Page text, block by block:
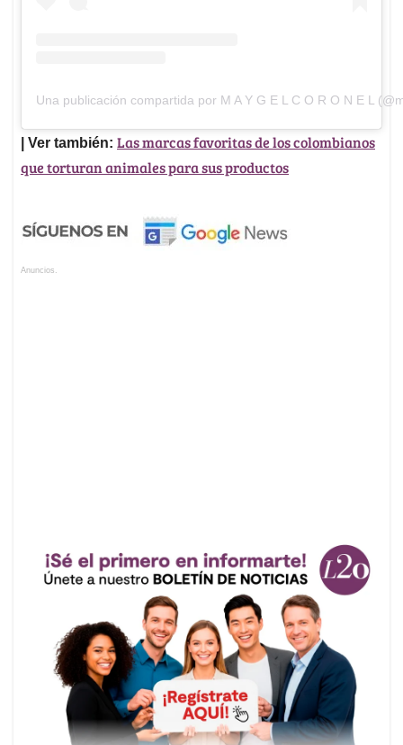
Una publicación compartida por M A Y G E L C O R O N E L
| Ver también: Las marcas favoritas de los colombianos
que torturan animales para sus productos
Anuncios.